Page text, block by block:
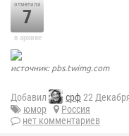
отметили
7
в архиве
источник: pbs.twimg.com
Добавил срф 22
юмор
Россия
нет комментариев